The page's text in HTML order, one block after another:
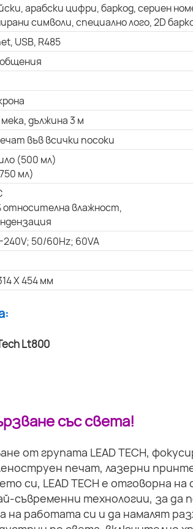
арабски цифри, баркод, сериен
символи, специално лого, 2D
USB, R485
дължина 3 м
във всички посоки
(500 мл)
мл)
относителна влажност,
240V; 50/60Hz; 60VA
X 454 мм
със света!
от групата LEAD TECH,
печат, лазерни
си, LEAD TECH е отговорна
съвременни технологии, за да
работата си и да намалят